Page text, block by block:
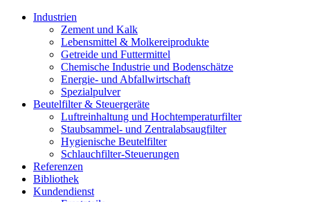
Industrien
Zement und Kalk
Lebensmittel & Molkereiprodukte
Getreide und Futtermittel
Chemische Industrie und Bodenschätze
Energie- und Abfallwirtschaft
Spezialpulver
Beutelfilter & Steuergeräte
Luftreinhaltung und Hochtemperaturfilter
Staubsammel- und Zentralabsaugfilter
Hygienische Beutelfilter
Schlauchfilter-Steuerungen
Referenzen
Bibliothek
Kundendienst